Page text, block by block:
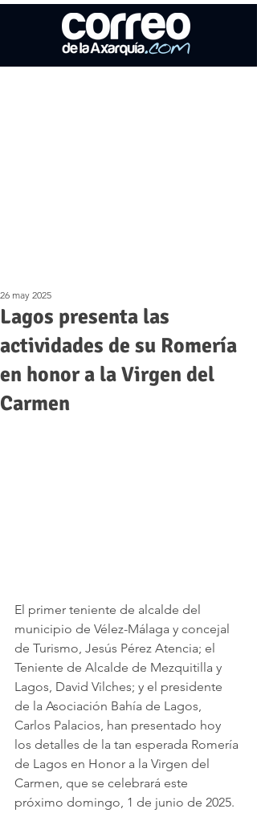
Lagos presenta las
actividades de su Romería
en honor a la Virgen del
Carmen
26 may 2025
El primer teniente de alcalde del
municipio de Vélez-Málaga y concejal
de Turismo, Jesús Pérez Atencia; el
Teniente de Alcalde de Mezquitilla y
Lagos, David Vilches; y el presidente
de la Asociación Bahía de Lagos,
Carlos Palacios, han presentado hoy
los detalles de la tan esperada Romería
de Lagos en Honor a la Virgen del
Carmen, que se celebrará este
próximo domingo, 1 de junio de 2025.